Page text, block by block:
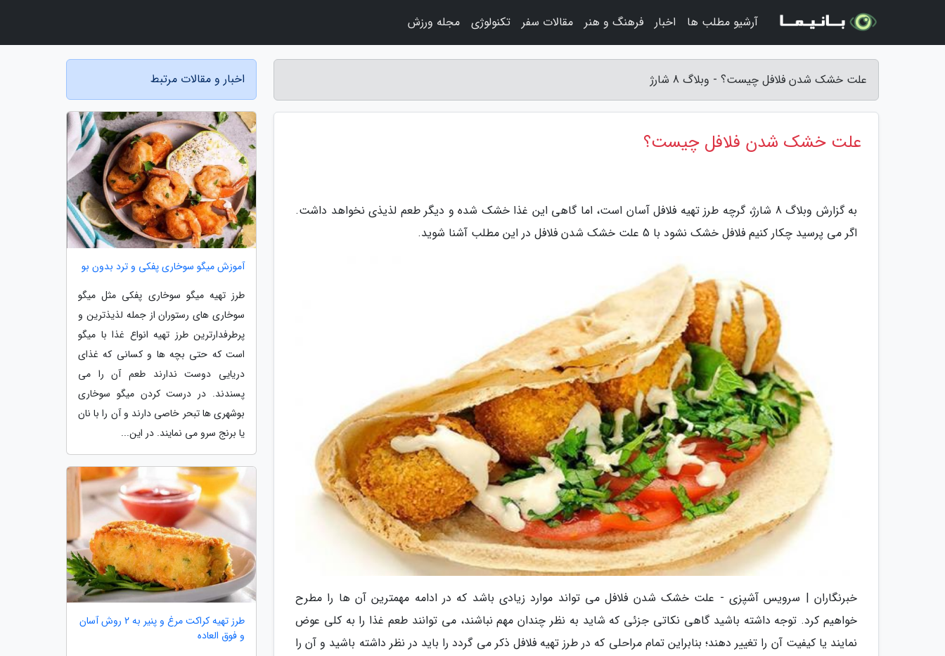
علت خشک شدن فلافل چیست؟ - وبلاگ 8 شارژ
علت خشک شدن فلافل چیست؟
به گزارش وبلاگ 8 شارژ، گرچه طرز تهیه فلافل آسان است، اما گاهی این غذا خشک شده و دیگر طعم لذیذی نخواهد داشت.
اگر می پرسید چکار کنیم فلافل خشک نشود با 5 علت خشک شدن فلافل در این مطلب آشنا شوید.
خبرنگاران | سرویس آشپزی - علت خشک شدن فلافل می تواند موارد زیادی باشد که در ادامه مهمترین آن ها را مطرح
خواهیم کرد. توجه داشته باشید گاهی نکاتی جزئی که شاید به نظر چندان مهم نباشند، می توانند طعم غذا را به کلی عوض
نمایند یا کیفیت آن را تغییر دهند؛ بنابراین تمام مراحلی که در طرز تهیه فلافل ذکر می گردد را باید در نظر داشته باشید و آن را
اخبار و مقالات مرتبط
آموزش میگو سوخاری پفکی و ترد بدون بو
طرز تهیه میگو سوخاری پفکی مثل میگو
سوخاری های رستوران از جمله لذیذترین و
پرطرفدارترین طرز تهیه انواع غذا با میگو
است که حتی بچه ها و کسانی که غذای
دریایی دوست ندارند طعم آن را می
پسندند. در درست کردن میگو سوخاری
بوشهری ها تبحر خاصی دارند و آن را با نان
یا برنج سرو می نمایند. در این...
طرز تهیه کراکت مرغ و پنیر به 2 روش آسان
و فوق العاده
آرشیو مطلب ها اخبار فرهنگ و هنر مقالات سفر تکنولوژی مجله ورزش